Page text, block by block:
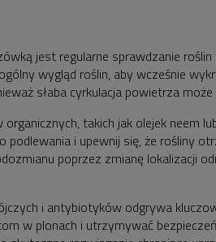
jest regularne sprawdzanie
wygląd roślin, aby wcześnie
słaba cyrkulacja powietrza
takich jak olejek neem
i upewnij się, że rośliny
poprzez zmianę lokalizacji
i antybiotyków odgrywa
w plonach i utrzymywać